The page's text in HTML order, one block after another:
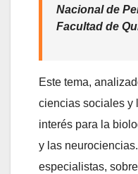
Nacional de
Facultad de
Este tema,
ciencias sociales y
interés para la
y las
especialistas,